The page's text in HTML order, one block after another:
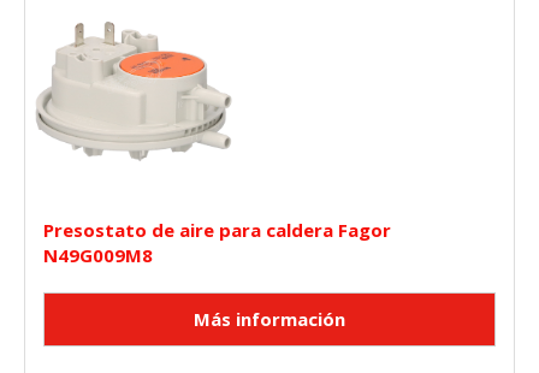
Presostato de aire para caldera Fagor
N49G009M8